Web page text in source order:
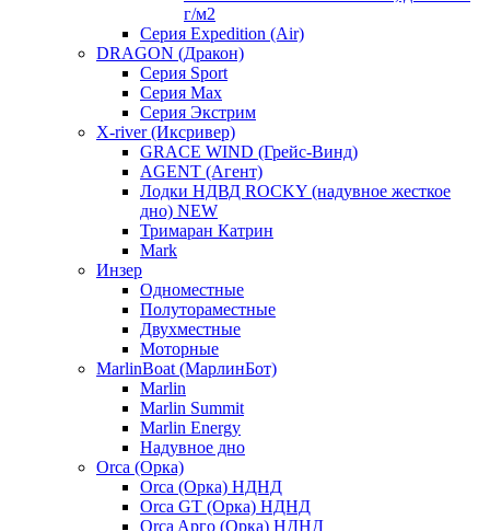
г/м2
Серия Expedition (Air)
DRAGON (Дракон)
Серия Sport
Серия Max
Серия Экстрим
X-river (Иксривер)
GRACE WIND (Грейс-Винд)
AGENT (Агент)
Лодки НДВД ROCKY (надувное жесткое
дно) NEW
Тримаран Катрин
Mark
Инзер
Одноместные
Полутораместные
Двухместные
Моторные
MarlinBoat (МарлинБот)
Marlin
Marlin Summit
Marlin Energy
Надувное дно
Orca (Орка)
Orca (Орка) НДНД
Orca GT (Орка) НДНД
Orca Aрго (Орка) НДНД